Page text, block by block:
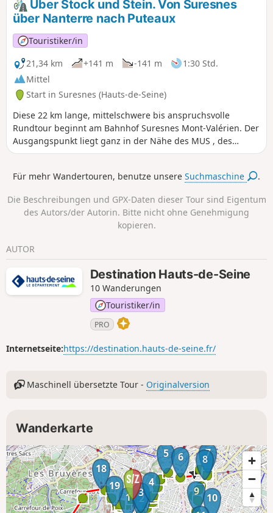
des südlichen Paris.
Über Stock und Stein. Von Suresnes
über Nanterre nach Puteaux
Touristiker/in
21,34 km
+141 m -141 m
1:30 Std.
Mittel
Start in Suresnes (Hauts-de-Seine)
Diese 22 km lange, mittelschwere bis anspruchsvolle
Rundtour beginnt am Bahnhof Suresnes Mont-Valérien. Der
Ausgangspunkt liegt ganz in der Nähe des MUS , des
Museums für Stadt- und Sozialgeschichte von Suresnes,
Sie auf dieser Tour entdecken werden. Vom Puteaux der
Suresnes, die Cité-Jardins und die Tours Nuage, die vom
Parc André Malraux in Nanterre gesäumt sind, entfaltet
sich dank dieser außergewöhnlichen Zeugnisse der
Vergangenheit ein ganzes Stück Geschichte des 20.
Jahrhunderts vor Ihren Augen.
Für mehr Wandertouren, benutze unsereSuchmaschine .
Die Beschreibungen und GPX-Daten dieser Tour sind Eigentum
des Autors/der Autorin. Bitte nicht ohne Genehmigung
kopieren.
AUTOR
Destination Hauts-de-Seine
10 Wanderungen
Touristiker/in
PRO
Internetseite:https://destination.hauts-de-seine.fr/
Maschinell übersetzte Tour - Originalversion
Wanderkarte
1 2
3
4
5 6 7
8
9
10
18
19